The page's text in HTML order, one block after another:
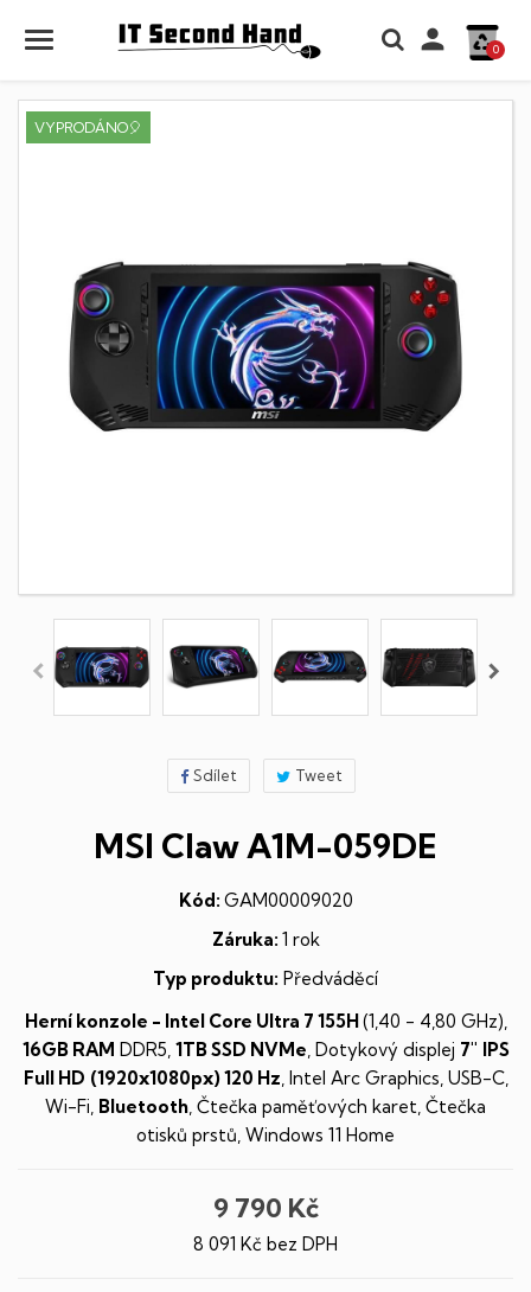
 0
VYPRODÁNO🎈
Sdílet Tweet
MSI Claw A1M-059DE
Kód: GAM00009020
Záruka: 1 rok
Typ produktu: Předváděcí
Herní konzole - Intel Core Ultra 7 155H(1,40 - 4,80 GHz),
16GB RAM DDR5, 1TBSSD NVMe, Dotykový displej 7" IPS
Full HD (1920x1080px) 120 Hz, Intel Arc Graphics, USB-C,
Wi-Fi, Bluetooth, Čtečka paměťových karet, Čtečka
otisků prstů, Windows 11 Home
9 790 Kč
8 091 Kč bez DPH